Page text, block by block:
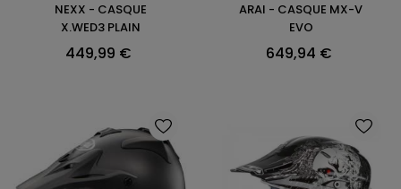
NEXX - CASQUE
X.WED3 PLAIN
Prix
449,99 €
ARAI - CASQUE MX-V
EVO
Prix
649,94 €